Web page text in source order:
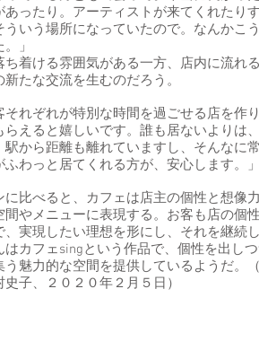
あったり。アーティストが来てくれたり
ういう場所になっていたので。なんかこ
」
ち着ける雰囲気がある一方、店内に流れ
新たな交流を生むのだろう。
れぞれが特別な時間を過ごせる店を作り
らえると嬉しいです。誰も居ないよりは
駅から距離も離れていますし、そんなに
わっと居てくれる方が、安心します。」
に比べると、カフェは店主の個性と想像
間やメニューに表現する。お客も店の個
、実現したい理想を形にし、それを継続
はカフェsingという作品で、個性を出し
魅力的な空間を提供しているようだ。
子、２０２０年２月５日）